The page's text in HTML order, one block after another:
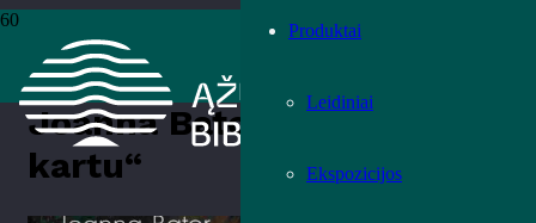
Produktai
Leidiniai
Ekspozicijos
Grožinė literatūra›
„Kartu, kartu“
Joanna Bator „Kartu,
kartu“